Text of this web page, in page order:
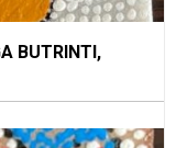
BUTRINTI,